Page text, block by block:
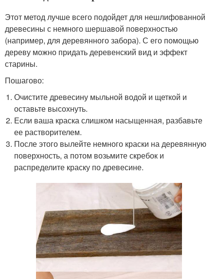
Этот метод лучше всего подойдет для нешлифованной
древесины с немного шершавой поверхностью
(например, для деревянного забора). С его помощью
дереву можно придать деревенский вид и эффект
старины.
Пошагово:
Очистите древесину мыльной водой и щеткой и
оставьте высохнуть.
Если ваша краска слишком насыщенная, разбавьте
ее растворителем.
После этого вылейте немного краски на деревянную
поверхность, а потом возьмите скребок и
распределите краску по древесине.